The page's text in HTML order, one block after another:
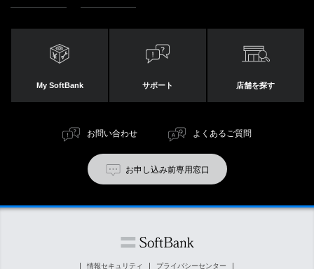
My SoftBank サポート 店舗を探す
お問い合わせ よくあるご質問
お申し込み前専用窓口
情報セキュリティ プライバシーセンター